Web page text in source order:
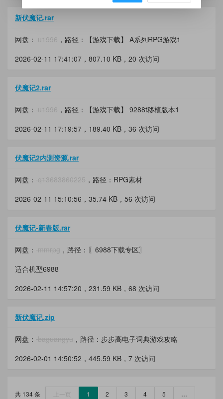
新伏魔记.rar
网盘： u1996 ，路径：【游戏下载】 A系列RPG游戏1
2026-02-11 17:41:07， 807.10 KB ，20 次访问
伏魔记2.rar
网盘： u1996 ，路径：【游戏下载】 9288t移植版本1
2026-02-11 17:19:57， 189.40 KB ，36 次访问
伏魔记2内测资源.rar
网盘： q13683860225 ，路径：RPG素材
2026-02-11 15:10:56， 35.74 KB ，56 次访问
伏魔记-新春版.rar
网盘： mmrpg ，路径：〖6988下载专区〗
适合机型6988
2026-02-11 14:57:20， 231.59 KB ，68 次访问
新伏魔记.zip
网盘： baguangyu ，路径：步步高电子词典游戏攻略
2026-02-01 14:50:52， 445.59 KB ，7 次访问
共 134 条 上一页 1 2 3 4 5 …